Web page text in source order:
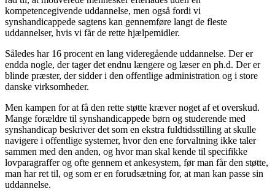
kompetencegivende uddannelse, men også fordi vi
synshandicappede sagtens kan gennemføre langt de fleste
uddannelser, hvis vi får de rette hjælpemidler.
Således har 16 procent en lang videregående uddannelse. Der er
endda nogle, der tager det endnu længere og læser en ph.d. Der er
blinde præster, der sidder i den offentlige administration og i store
danske virksomheder.
Men kampen for at få den rette støtte kræver noget af et overskud.
Mange forældre til synshandicappede børn og studerende med
synshandicap beskriver det som en ekstra fuldtidsstilling at skulle
navigere i offentlige systemer, hvor den ene forvaltning ikke taler
sammen med den anden, og hvor man skal kende til specifikke
lovparagraffer og ofte gennem et ankesystem, før man får den støtte,
man har ret til, og som er en forudsætning for, at man kan passe sin
uddannelse.